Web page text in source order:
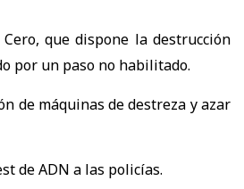
que dispone la destrucción
por un paso no habilitado.
de máquinas de destreza y azar
de ADN a las policías.